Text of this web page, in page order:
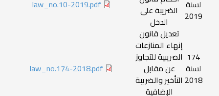
لسنة
2019 الضريبة على
الدخل
law_no.10-2019.pdf
174
لسنة
2018
تعديل قانون
إنهاء المنازعات
الضريبية للتجاوز
عن مقابل
التأخير والضريبة
الإضافية
law_no.174-2018.pdf